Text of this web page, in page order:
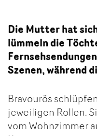
Die Mutter hat
lümmeln die
Szenen, während
Bravourös
jeweiligen Rollen.
vom Wohnzimmer